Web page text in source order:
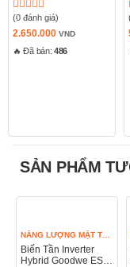
Châu Âu
Được
xếp
0
(0 đánh giá)
2.650.000 VND
🔥 Đã bán: 486
SẢN PHẨM
Biến Tần Inverter
Hybrid Goodwe ES